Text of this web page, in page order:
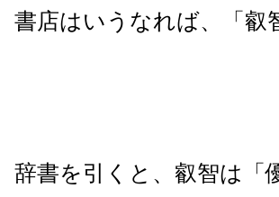
書店はいうなれば、「叡
辞書を引くと、叡智は「